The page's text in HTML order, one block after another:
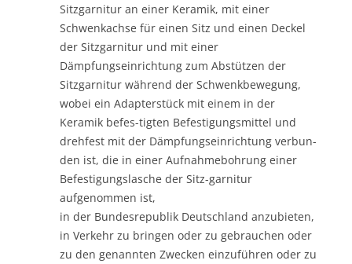
Sitzgarnitur an einer Keramik, mit einer
Schwenkachse für einen Sitz und einen Deckel
der Sitzgarnitur und mit einer
Dämpfungseinrichtung zum Abstützen der
Sitzgarnitur während der Schwenkbewegung,
wobei ein Adapterstück mit einem in der
Keramik befes-tigten Befestigungsmittel und
drehfest mit der Dämpfungseinrichtung verbun-
den ist, die in einer Aufnahmebohrung einer
Befestigungslasche der Sitz-garnitur
aufgenommen ist,
in der Bundesrepublik Deutschland anzubieten,
in Verkehr zu bringen oder zu gebrauchen oder
zu den genannten Zwecken einzuführen oder zu